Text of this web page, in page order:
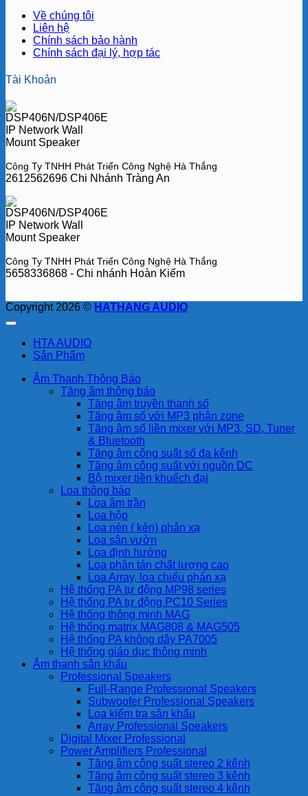
Về chúng tôi
Liên hệ
Chính sách bảo hành
Chính sách đại lý, hợp tác
Tài Khoản
Công Ty TNHH Phát Triển Công Nghệ Hà Thắng
2612562696 Chi Nhánh Tràng An
Công Ty TNHH Phát Triển Công Nghệ Hà Thắng
5658336868 - Chi nhánh Hoàn Kiếm
Copyright 2026 © HATHANG AUDIO
HTA AUDIO
Sản Phẩm
Âm Thanh Thông Báo
Tăng âm thông báo
Tăng âm truyền thanh số
Tăng âm số với MP3 phân zone
Tăng âm số liền mixer với MP3, SD, Tuner
& Bluetooth
Tăng âm công suất số đa kênh
Tăng âm công suất với nguồn DC
Bộ mixer tiền khuếch đại
Loa thông báo
Loa âm trần
Loa hộp
Loa nén ( kèn) phản xạ
Loa sân vườn
Loa định hướng
Loa phân tán chất lượng cao
Loa Array, loa chiếu phản xạ
Hệ thống PA tự động MP98 series
Hệ thống PA tự động PC10 Series
Hệ thống thông minh MAG
Hệ thống matrix MAG808 & MAG505
Hệ thống PA không dây PA7005
Hệ thống giáo dục thông minh
Âm thanh sân khấu
Professional Speakers
Full-Range Professional Speakers
Subwoofer Professional Speakers
Loa kiểm tra sân khấu
Array Professional Speakers
Digital Mixer Professional
Power Amplifiers Professional
Tăng âm công suất stereo 2 kênh
Tăng âm công suất stereo 3 kênh
Tăng âm công suất stereo 4 kênh